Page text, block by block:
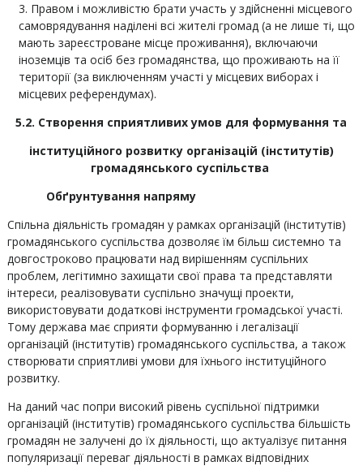
Правом і можливістю брати участь у здійсненні місцевого
самоврядування наділені всі жителі громад (а не лише ті, що
мають зареєстроване місце проживання), включаючи
іноземців та осіб без громадянства, що проживають на її
території (за виключенням участі у місцевих виборах і
місцевих референдумах).
5.2. Створення сприятливих умов для формування та
інституційного розвитку організацій (інститутів)
громадянського суспільства
Обґрунтування напряму
Спільна діяльність громадян у рамках організацій (інститутів)
громадянського суспільства дозволяє їм більш системно та
довгостроково працювати над вирішенням суспільних
проблем, легітимно захищати свої права та представляти
інтереси, реалізовувати суспільно значущі проекти,
використовувати додаткові інструменти громадської участі.
Тому держава має сприяти формуванню і легалізації
організацій (інститутів) громадянського суспільства, а також
створювати сприятливі умови для їхнього інституційного
розвитку.
На даний час попри високий рівень суспільної підтримки
організацій (інститутів) громадянського суспільства більшість
громадян не залучені до їх діяльності, що актуалізує питання
популяризації переваг діяльності в рамках відповідних